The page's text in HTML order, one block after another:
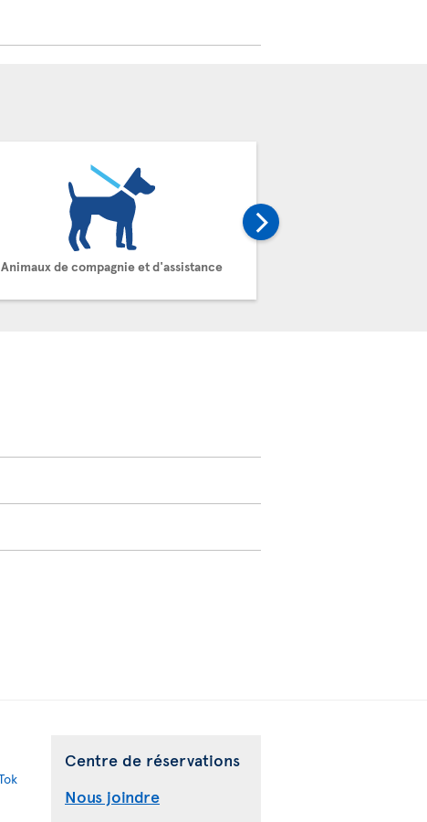
Animaux de compagnie et d'assistance
Centre de réservations
Nous joindre